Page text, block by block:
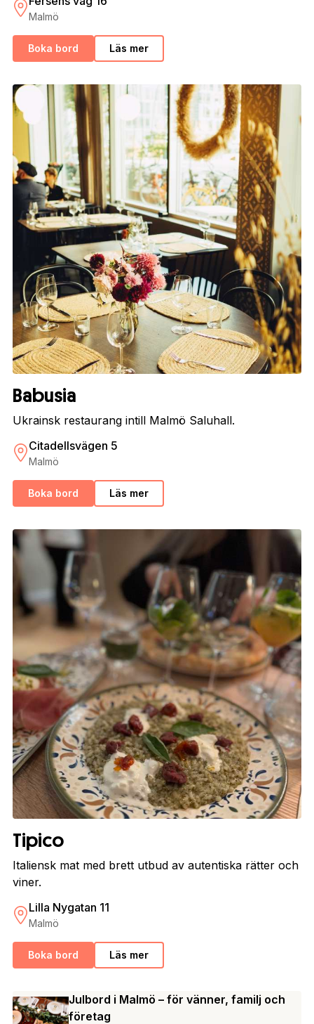
Malmö
Boka bord Läs mer
Babusia
Ukrainsk restaurang intill Malmö Saluhall.
Citadellsvägen 5
Malmö
Boka bord Läs mer
Tipico
Italiensk mat med brett utbud av autentiska rätter och
viner.
Lilla Nygatan 11
Malmö
Boka bord Läs mer
Julbord i Malmö – för vänner, familj och
företag